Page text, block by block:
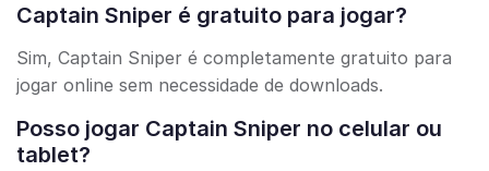
Captain Sniper é gratuito para jogar?
Sim, Captain Sniper é completamente gratuito para
jogar online sem necessidade de downloads.
Posso jogar Captain Sniper no celular ou
tablet?